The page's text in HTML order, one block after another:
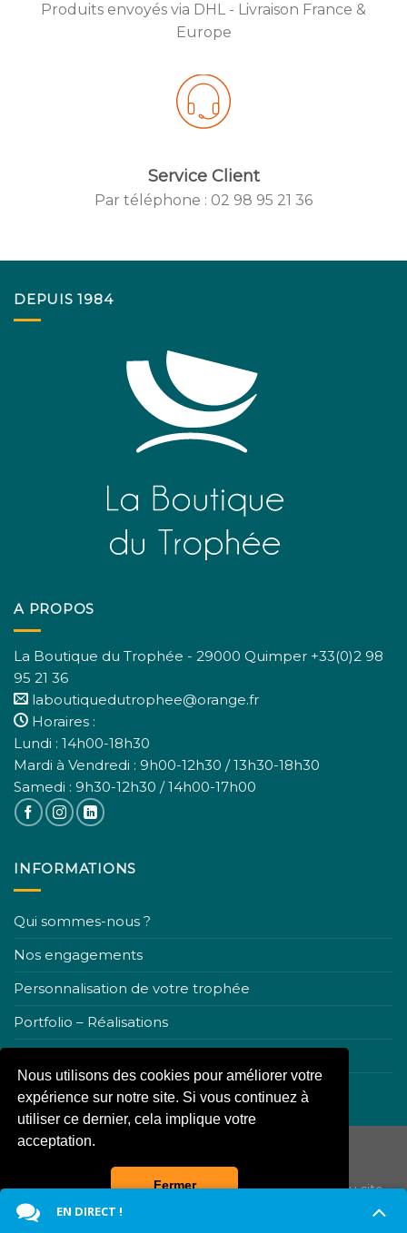
Nous utilisons des cookies pour améliorer votre
expérience sur notre site. Si vous continuez à
utiliser ce dernier, cela implique votre
acceptation.
Fermer
Created by
from the
Produits envoyés via DHL - Livraison France &
Europe
from the
Service Client
Par téléphone : 02 98 95 21 36
DEPUIS 1984
A PROPOS
La Boutique du Trophée - 29000 Quimper +33(0)2 98
95 21 36
laboutiquedutrophee@orange.fr
Horaires :
Lundi : 14h00-18h30
Mardi à Vendredi : 9h00-12h30 / 13h30-18h30
Samedi : 9h30-12h30 / 14h00-17h00
INFORMATIONS
Qui sommes-nous ?
Nos engagements
Personnalisation de votre trophée
Portfolio – Réalisations
Conditions générales de ventes
Copyright 2026 ©La boutique du trophée-Plan du site-
Mentions légales
EN DIRECT !